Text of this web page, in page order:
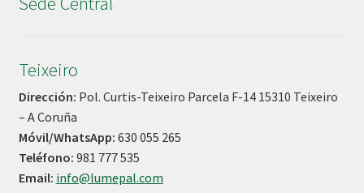
Teixeiro
Dirección: Pol. Curtis-Teixeiro Parcela F-14 15310 Teixeiro
– A Coruña
Móvil/WhatsApp: 630 055 265
Teléfono: 981 777 535
Email: info@lumepal.com